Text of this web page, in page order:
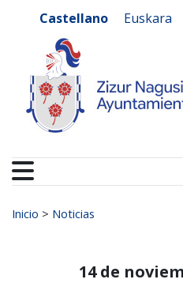
Castellano Euskara
Buscar:
Inicio > Noticias
14 de